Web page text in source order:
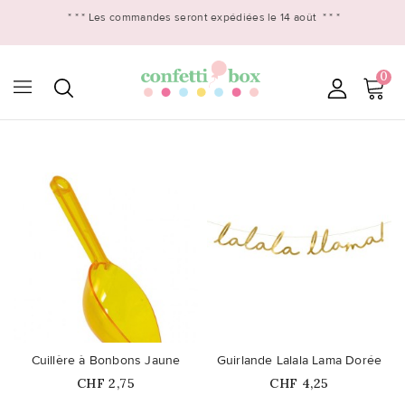
* * * Les commandes seront expédiées le 14 août * * *
0
Cuillère à Bonbons Jaune
Prix
CHF 2,75
Guirlande Lalala Lama Dorée
Prix
CHF 4,25